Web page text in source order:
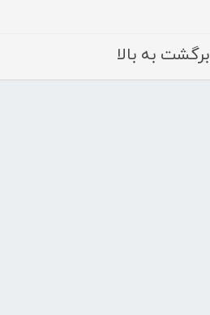
برگشت به بالا